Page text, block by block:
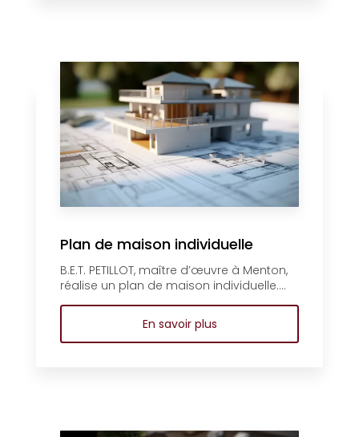
Plan de maison individuelle
B.E.T. PETILLOT, maître d’œuvre à Menton,
réalise un plan de maison individuelle....
En savoir plus